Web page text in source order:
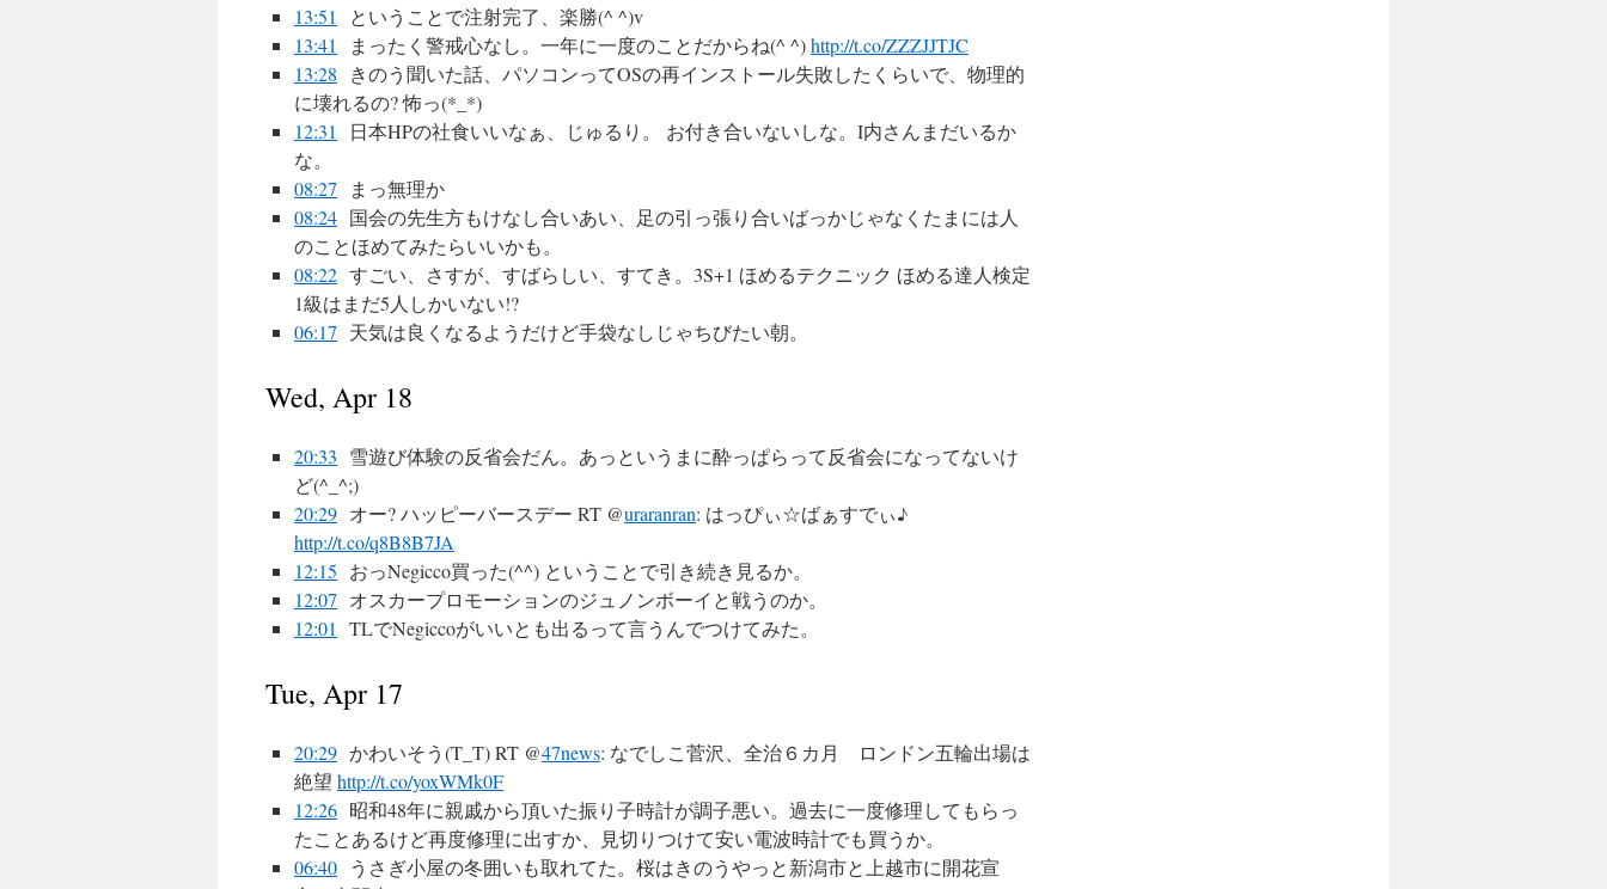
13:51
ということで注射完了、楽勝(^ ^)v
13:41
まったく警戒心なし。一年に一度のことだからね(^ ^)http://t.co/ZZZJJTJC
13:28
きのう聞いた話、パソコンってOSの再インストール失敗したくらいで、物理的
に壊れるの? 怖っ(*_*)
12:31
日本HPの社食いいなぁ、じゅるり。 お付き合いないしな。I内さんまだいるか
な。
08:27
まっ無理か
08:24 国会の先生方もけなし合いあい、足の引っ張り合いばっかじゃなくたまには人
のことほめてみたらいいかも。
08:22 すごい、さすが、すばらしい、すてき。3S+1 ほめるテクニック ほめる達人検定
1級はまだ5人しかいない!?
06:17 天気は良くなるようだけど手袋なしじゃちびたい朝。
Wed, Apr 18
20:33 雪遊び体験の反省会だん。あっというまに酔っぱらって反省会になってないけ
ど(^_^;)
20:29 オー? ハッピーバースデー RT @uraranran: はっぴぃ☆ばぁすでぃ♪
http://t.co/q8B8B7JA
12:15 おっNegicco買った(^^) ということで引き続き見るか。
12:07 オスカープロモーションのジュノンボーイと戦うのか。
12:01
TLでNegiccoがいいとも出るって言うんでつけてみた。
Tue, Apr 17
20:29 かわいそう(T_T) RT @47news: なでしこ菅沢、全治６カ月 ロンドン五輪出場は
絶望 http://t.co/yoxWMk0F
12:26 昭和48年に親戚から頂いた振り子時計が調子悪い。過去に一度修理してもらっ
たことあるけど再度修理に出すか、見切りつけて安い電波時計でも買うか。
06:40
うさぎ小屋の冬囲いも取れてた。桜はきのうやっと新潟市と上越市に開花宣